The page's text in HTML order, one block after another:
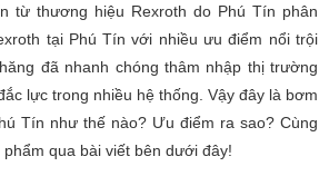
từ thương hiệu Rexroth do Phú Tín phân
tại Phú Tín với nhiều ưu điểm nổi trội
đã nhanh chóng thâm nhập thị trường
lực trong nhiều hệ thống. Vậy đây là bơm
Tín như thế nào? Ưu điểm ra sao? Cùng
qua bài viết bên dưới đây!